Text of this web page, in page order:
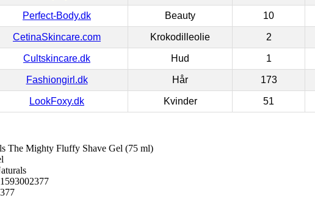
Perfect-Body.dk Beauty 10
CetinaSkincare.com Krokodilleolie 2
Cultskincare.dk Hud 1
Fashiongirl.dk Hår 173
LookFoxy.dk Kvinder 51
The Mighty Fluffy Shave Gel (75 ml)